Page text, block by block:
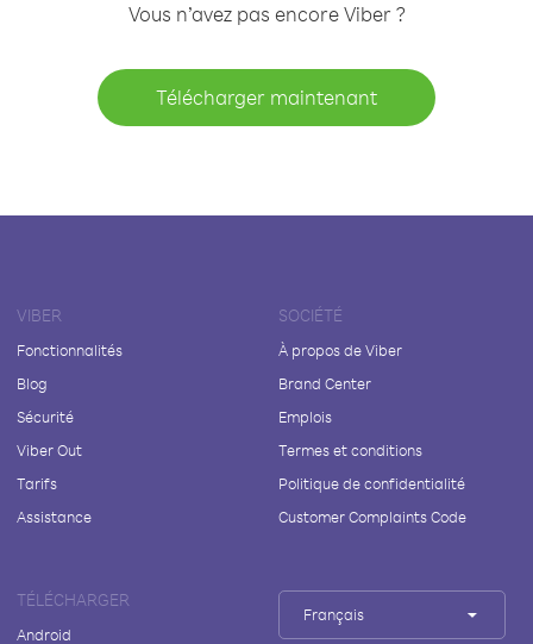
Vous n’avez pas encore Viber ?
Télécharger maintenant
VIBER
Fonctionnalités
Blog
Sécurité
Viber Out
Tarifs
Assistance
SOCIÉTÉ
À propos de Viber
Brand Center
Emplois
Termes et conditions
Politique de confidentialité
Customer Complaints Code
TÉLÉCHARGER
Android
Français